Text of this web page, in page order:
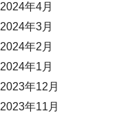
2024年4月
2024年3月
2024年2月
2024年1月
2023年12月
2023年11月